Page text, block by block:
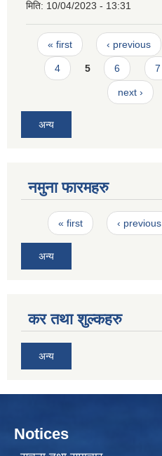
मिति: 10/04/2023 - 13:31
Pages
« first ‹ previous
4 5 6 7
next ›
अन्य
नमुना फारमहरु
Pages
« first ‹ previous
अन्य
कर तथा शुल्कहरु
अन्य
Notices